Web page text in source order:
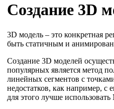
Создание 3D
3D модель – это конкретная
быть статичным и
Создание 3D моделей
популярных является метод
линейных сегментов с
недостатков, как например,
для этого лучше